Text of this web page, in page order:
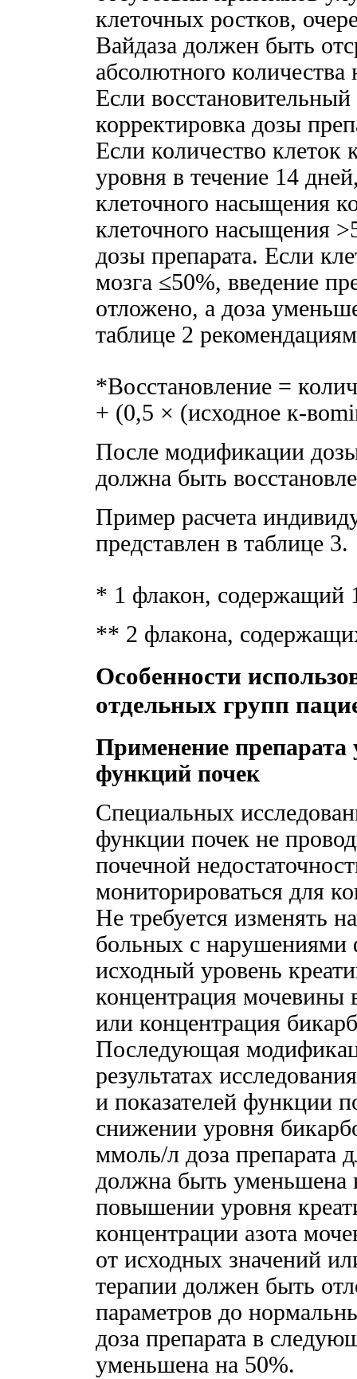
клеточных ростков,
Вайдаза должен быть
абсолютного
Если
корректировка дозы
Если количество клеток
уровня в течение 14
клеточного насыщения
клеточного насыщения
дозы препарата. Если
мозга ≤50%, введение
отложено, а доза
таблице 2
*Восстановление =
+ (0,5 × (исходное к-
После модификации
должна быть
Пример расчета
представлен в таблице 3.
* 1 флакон, содержащий
** 2 флакона,
Особенности
отдельных групп
Применение
функций почек
Специальных
функции почек не
почечной
мониторироваться для
Не требуется изменять
больных с нарушениями
исходный уровень
концентрация
или концентрация
Последующая
результатах
и показателей функции
снижении уровня
ммоль/л доза препарата
должна быть
повышении уровня
концентрации азота
от исходных значений
терапии должен быть
параметров до
доза препарата в
уменьшена на 50%.